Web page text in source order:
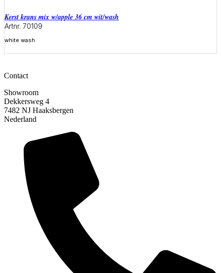
Kerst krans mix w/apple 36 cm wit/wash
Artnr. 70109
white wash
Contact
Showroom
Dekkersweg 4
7482 NJ Haaksbergen
Nederland